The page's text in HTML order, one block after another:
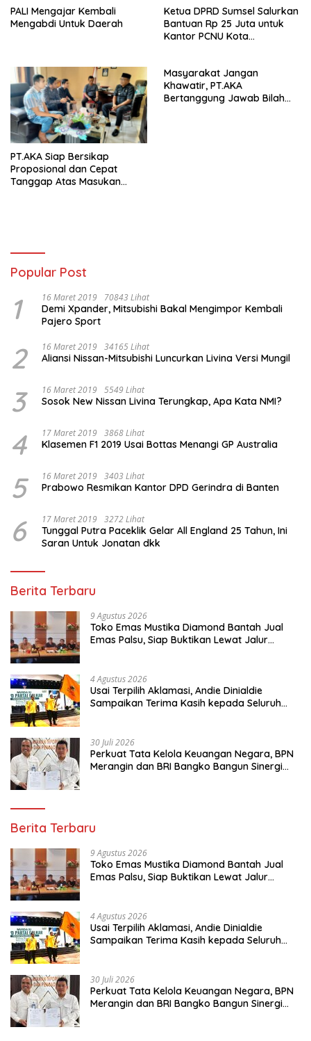
PALI Mengajar Kembali
Mengabdi Untuk Daerah
Ketua DPRD Sumsel Salurkan
Bantuan Rp 25 Juta untuk
Kantor PCNU Kota
PT.AKA Siap Bersikap
Proposional dan Cepat
Tanggap Atas Masukan
Masyarakat Jangan
Khawatir, PT.AKA
Bertanggung Jawab Bilah
Popular Post
1 16 Maret 2019 70843 Lihat
Demi Xpander, Mitsubishi Bakal Mengimpor Kembali
Pajero Sport
2 16 Maret 2019 34165 Lihat
Aliansi Nissan-Mitsubishi Luncurkan Livina Versi Mungil
3 16 Maret 2019 5549 Lihat
Sosok New Nissan Livina Terungkap, Apa Kata NMI?
4 17 Maret 2019 3868 Lihat
Klasemen F1 2019 Usai Bottas Menangi GP Australia
5 16 Maret 2019 3403 Lihat
Prabowo Resmikan Kantor DPD Gerindra di Banten
6 17 Maret 2019 3272 Lihat
Tunggal Putra Paceklik Gelar All England 25 Tahun, Ini
Saran Untuk Jonatan dkk
Berita Terbaru
9 Agustus 2026
Toko Emas Mustika Diamond Bantah Jual
Emas Palsu, Siap Buktikan Lewat Jalur
4 Agustus 2026
Usai Terpilih Aklamasi, Andie Dinialdie
Sampaikan Terima Kasih kepada Seluruh
30 Juli 2026
Perkuat Tata Kelola Keuangan Negara, BPN
Merangin dan BRI Bangko Bangun Sinergi
Berita Terbaru
9 Agustus 2026
Toko Emas Mustika Diamond Bantah Jual
Emas Palsu, Siap Buktikan Lewat Jalur
4 Agustus 2026
Usai Terpilih Aklamasi, Andie Dinialdie
Sampaikan Terima Kasih kepada Seluruh
30 Juli 2026
Perkuat Tata Kelola Keuangan Negara, BPN
Merangin dan BRI Bangko Bangun Sinergi